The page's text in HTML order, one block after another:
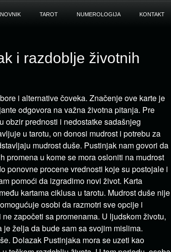
TAROT NUMEROLOGIJA KONTAKT
i razdoblje životnih
i alternative čoveka. Značenje ove karte je
odgovora na važna životna pitanja. Pre
obzir prednosti i nedostatke sadašnjeg
u tarotu, on donosi mudrost i potrebu za
mudrost duše. Pustinjak nam govori da
promena u kome se mora osloniti na mudrost
ponovne procene vrednosti koje su postojale i
pomoći da izgradimo novi život. Karta
kartama ciklusa u tarotu. Mudrost duše nije
osobi da razmotri sve opcije i
započeti sa promenama. U ljudskom životu,
želja da bude sam sa svojim mislima.
Dolazak Pustinjaka mora se uzeti kao